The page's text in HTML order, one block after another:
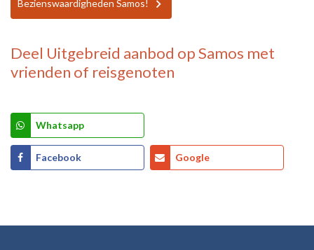
Bezienswaardigheden Samos!
Deel Uitgebreid aanbod op Samos met
vrienden of reisgenoten
Whatsapp
Facebook Google